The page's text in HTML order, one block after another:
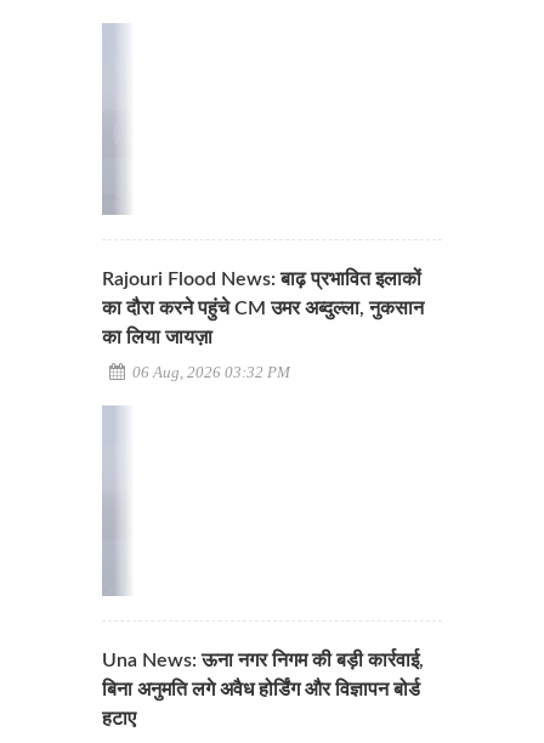
Rajouri Flood News: बाढ़ प्रभावित इलाकों
का दौरा करने पहुंचे CM उमर अब्दुल्ला, नुकसान
का लिया जायज़ा
06 Aug, 2026 03:32 PM
Una News: ऊना नगर निगम की बड़ी कार्रवाई,
बिना अनुमति लगे अवैध होर्डिंग और विज्ञापन बोर्ड
हटाए